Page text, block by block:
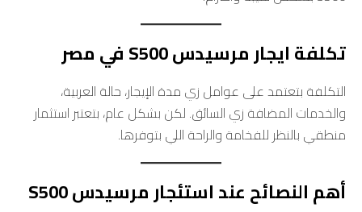
تكلفة ايجار مرسيدس S500 في مصر
التكلفة بتعتمد على عوامل زي مدة الإيجار، حالة العربية،
والخدمات المضافة زي السائق. لكن بشكل عام، بتعتبر استثمار
منطقي بالنظر للفخامة والراحة اللي بتوفرها.
أهم النصائح عند استئجار مرسيدس S500